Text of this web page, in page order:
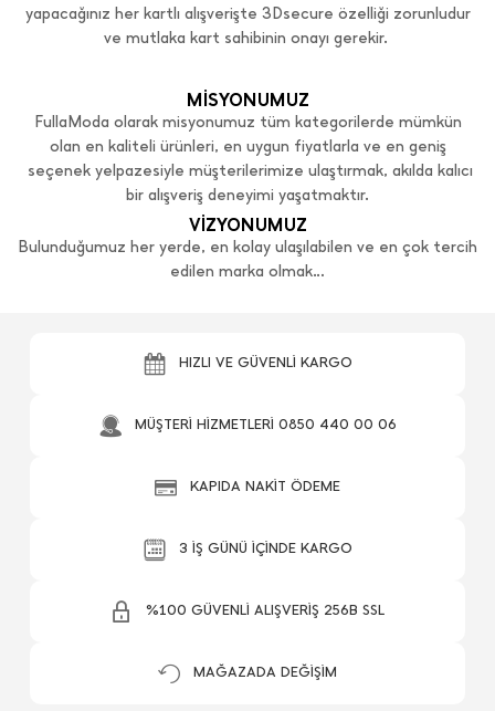
yapacağınız her kartlı alışverişte 3Dsecure özelliği zorunludur
ve mutlaka kart sahibinin onayı gerekir.
MİSYONUMUZ
FullaModa olarak misyonumuz tüm kategorilerde mümkün
olan en kaliteli ürünleri, en uygun fiyatlarla ve en geniş
seçenek yelpazesiyle müşterilerimize ulaştırmak, akılda kalıcı
bir alışveriş deneyimi yaşatmaktır.
VİZYONUMUZ
Bulunduğumuz her yerde, en kolay ulaşılabilen ve en çok tercih
edilen marka olmak…
HIZLI VE GÜVENLİ KARGO
MÜŞTERİ HİZMETLERİ 0850 440 00 06
KAPIDA NAKİT ÖDEME
3 İŞ GÜNÜ İÇİNDE KARGO
%100 GÜVENLİ ALIŞVERİŞ 256B SSL
MAĞAZADA DEĞİŞİM